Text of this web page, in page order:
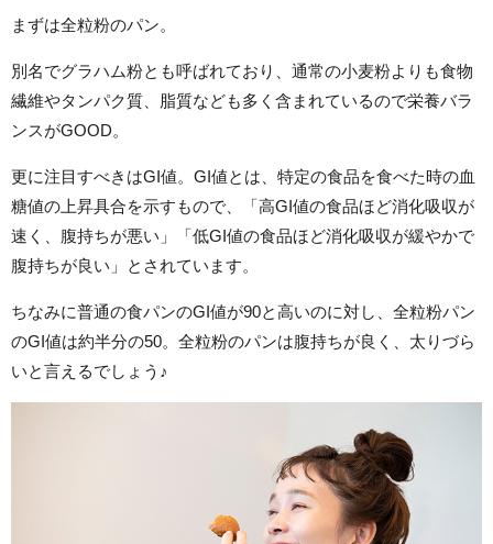
まずは全粒粉のパン。
別名でグラハム粉とも呼ばれており、通常の小麦粉よりも食物
繊維やタンパク質、脂質なども多く含まれているので栄養バラ
ンスがGOOD。
更に注目すべきはGI値。GI値とは、特定の食品を食べた時の血
糖値の上昇具合を示すもので、「高GI値の食品ほど消化吸収が
速く、腹持ちが悪い」「低GI値の食品ほど消化吸収が緩やかで
腹持ちが良い」とされています。
ちなみに普通の食パンのGI値が90と高いのに対し、全粒粉パン
のGI値は約半分の50。全粒粉のパンは腹持ちが良く、太りづら
いと言えるでしょう♪